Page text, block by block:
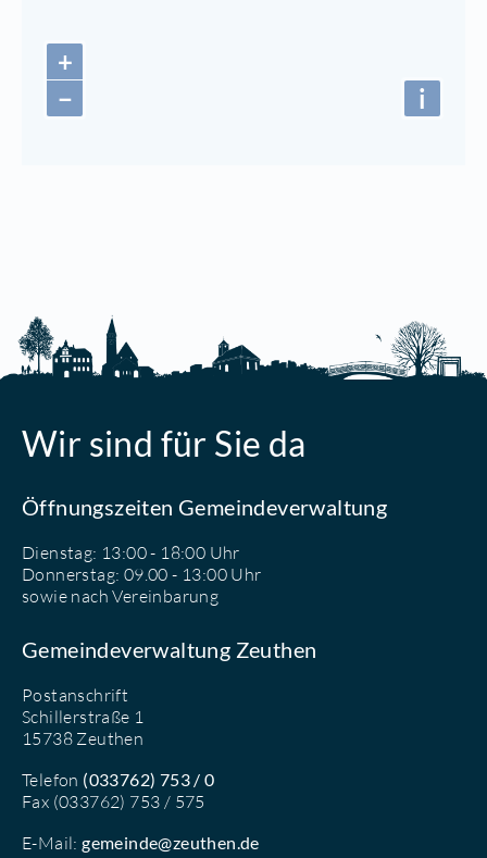
+
−
i
Wir sind für Sie da
Öffnungszeiten Gemeindeverwaltung
Dienstag: 13:00 - 18:00 Uhr
Donnerstag: 09.00 - 13:00 Uhr
sowie nach Vereinbarung
Gemeindeverwaltung Zeuthen
Postanschrift
Schillerstraße 1
15738 Zeuthen
Telefon (033762) 753 / 0
Fax (033762) 753 / 575
E-Mail:gemeinde@zeuthen.de